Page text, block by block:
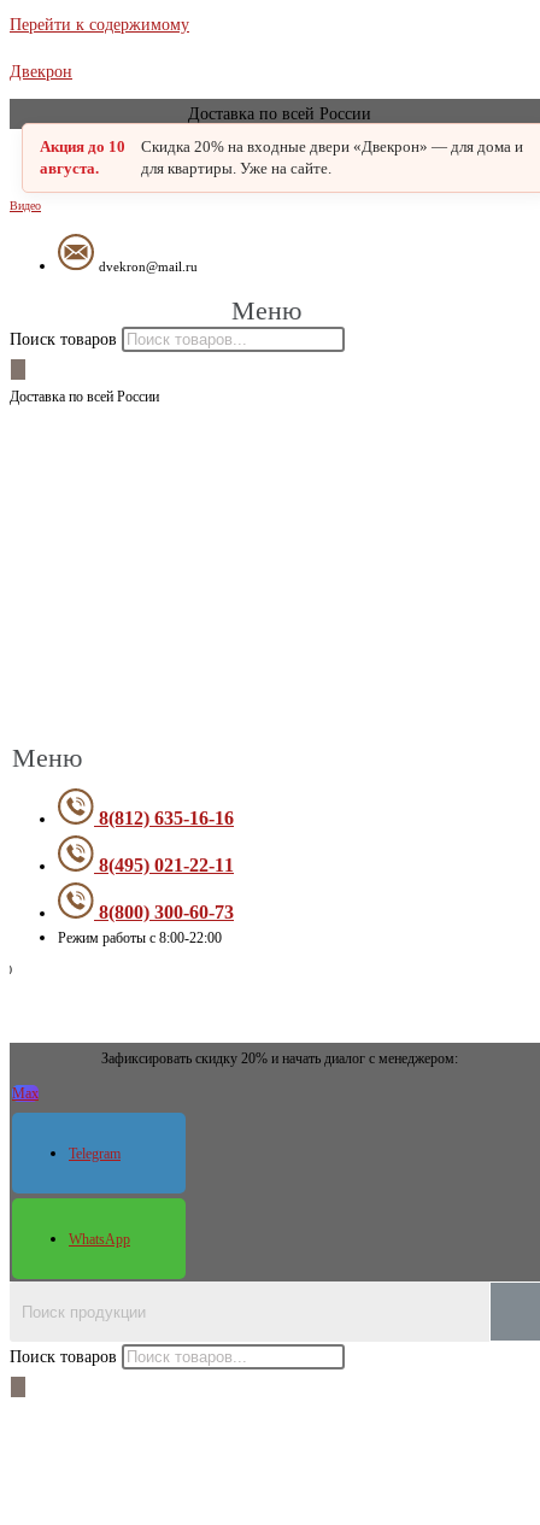
Перейти к содержимому
Двекрон
Доставка по всей России
Акция до 10
августа.
Скидка 20% на входные двери «Двекрон» — для дома и
для квартиры. Уже на сайте.
Видео
dvekron@mail.ru
Меню
Поиск товаров
Доставка по всей России
Меню
8(812) 635-16-16
8(495) 021-22-11
8(800) 300-60-73
Режим работы с 8:00-22:00
Зафиксировать скидку 20% и начать диалог с менеджером:
Max
Telegram
WhatsApp
Поиск товаров